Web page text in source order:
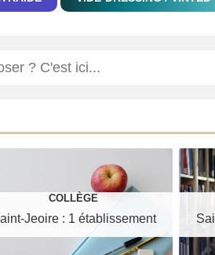
COLLÈGE
Jeoire : 1 établissement